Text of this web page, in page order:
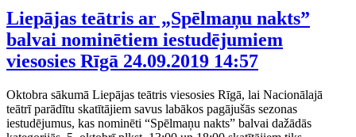
Liepājas teātris ar „Spēlmaņu nakts”
balvai nominētiem iestudējumiem
viesosies Rīgā 24.09.2019 14:57
Oktobra sākumā Liepājas teātris viesosies Rīgā, lai Nacionālajā
teātrī parādītu skatītājiem savus labākos pagājušās sezonas
iestudējumus, kas nominēti “Spēlmaņu nakts” balvai dažādās